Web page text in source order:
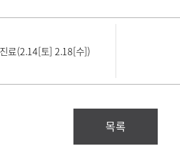
료(2.14[토] 2.18[수])
목록